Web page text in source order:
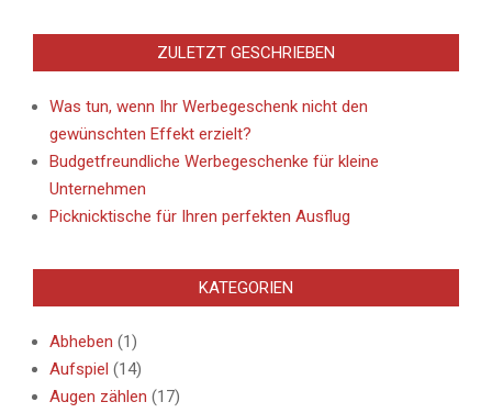
ZULETZT GESCHRIEBEN
Was tun, wenn Ihr Werbegeschenk nicht den
gewünschten Effekt erzielt?
Budgetfreundliche Werbegeschenke für kleine
Unternehmen
Picknicktische für Ihren perfekten Ausflug
KATEGORIEN
Abheben (1)
Aufspiel (14)
Augen zählen (17)